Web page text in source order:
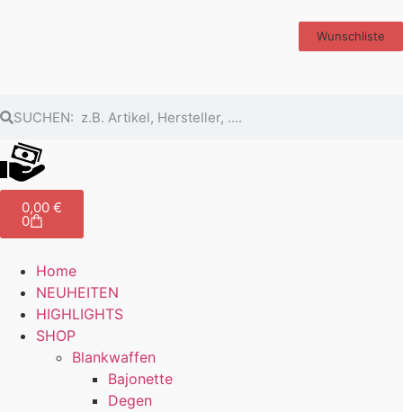
Wunschliste
0,00 €
0
Home
NEUHEITEN
HIGHLIGHTS
SHOP
Blankwaffen
Bajonette
Degen